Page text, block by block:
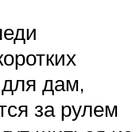
дам,
за рулем